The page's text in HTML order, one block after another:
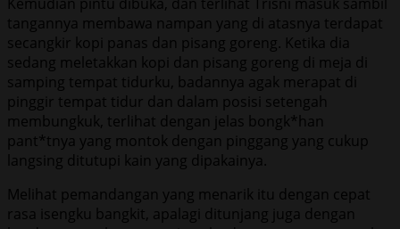
tangannya membawa nampan yang di atasnya terdapat
secangkir kopi panas dan pisang goreng. Ketika dia
sedang meletakkan kopi dan pisang goreng di meja di
samping tempat tidurku, badannya agak merapat di
pinggir tempat tidur dan dalam posisi setengah
membungkuk, terlihat dengan jelas bongk*han
pant*tnya yang montok dengan pinggang yang cukup
langsing ditutupi kain yang dipakainya.
Melihat pemandangan yang menarik itu dengan cepat
rasa isengku bangkit, apalagi ditunjang juga dengan